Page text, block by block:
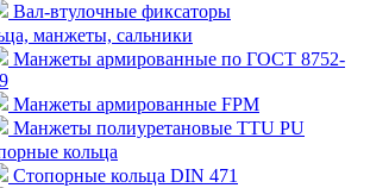
Вал-втулочные фиксаторы
манжеты, сальники
Манжеты армированные по ГОСТ 8752-
Манжеты армированные FPM
Манжеты полиуретановые TTU PU
кольца
Стопорные кольца DIN 471